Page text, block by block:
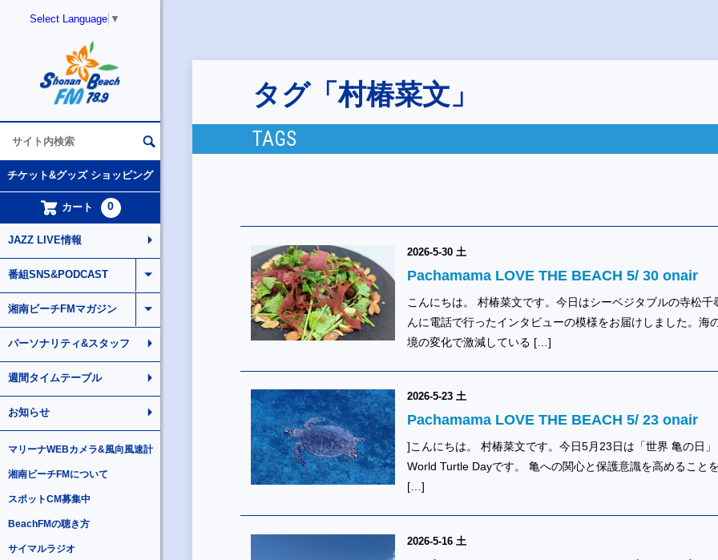
Select Language ▼
チケット&グッズ ショッピング
カート 0
JAZZ LIVE情報
番組SNS&PODCAST
湘南ビーチFMマガジン
パーソナリティ&スタッフ
週間タイムテーブル
お知らせ
マリーナWEBカメラ&風向風速計
湘南ビーチFMについて
スポットCM募集中
BeachFMの聴き方
サイマルラジオ
タグ「村椿菜文」
TAGS
2026-5-30 土
Pachamama LOVE THE BEACH 5/ 30 onair
こんにちは。 村椿菜文です。今日はシーベジタブルの寺松千
んに電話で行ったインタビューの模様をお届けしました。海
境の変化で激減している […]
2026-5-23 土
Pachamama LOVE THE BEACH 5/ 23 onair
]こんにちは。 村椿菜文です。今日5月23日は「世界 亀の日」
World Turtle Dayです。 亀への関心と保護意識を高めること
[…]
2026-5-16 土